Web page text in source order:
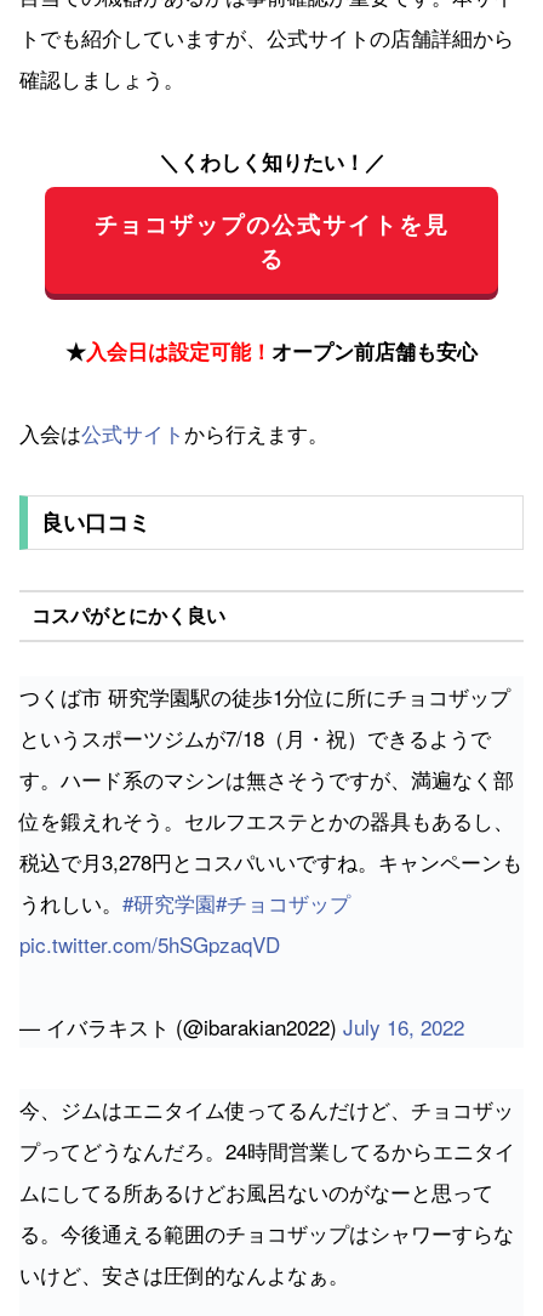
トでも紹介していますが、公式サイトの店舗詳細から
確認しましょう。
＼くわしく知りたい！／
チョコザップの公式サイトを見
る
★入会日は設定可能！ オープン前店舗も安心
入会は公式サイト から行えます。
良い口コミ
コスパがとにかく良い
つくば市 研究学園駅の徒歩1分位に所にチョコザップ
というスポーツジムが7/18（月・祝）できるようで
す。ハード系のマシンは無さそうですが、満遍なく部
位を鍛えれそう。セルフエステとかの器具もあるし、
税込で月3,278円とコスパいいですね。キャンペーンも
うれしい。 #研究学園#チョコザップ
pic.twitter.com/5hSGpzaqVD
— イバラキスト (@ibarakian2022) July 16, 2022
今、ジムはエニタイム使ってるんだけど、チョコザッ
プってどうなんだろ。24時間営業してるからエニタイ
ムにしてる所あるけどお風呂ないのがなーと思って
る。今後通える範囲のチョコザップはシャワーすらな
いけど、安さは圧倒的なんよなぁ。